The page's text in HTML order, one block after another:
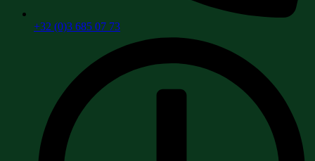
+32 (0)3 685 07 73